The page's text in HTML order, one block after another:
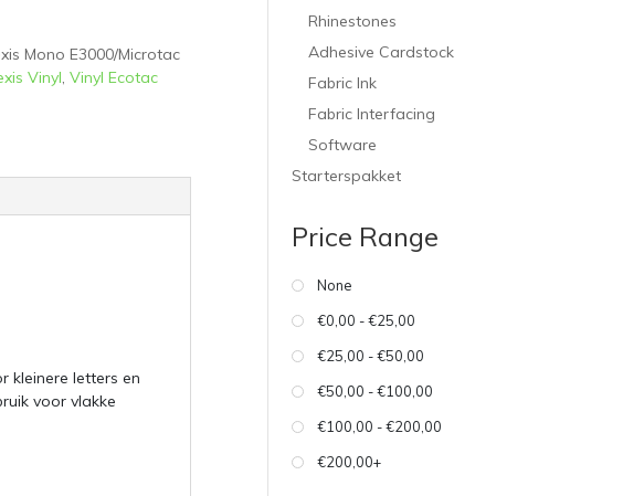
Mono E3000/Microtac
Vinyl, Vinyl Ecotac
kleinere letters en
voor vlakke
Rhinestones
Adhesive Cardstock
Fabric Ink
Fabric Interfacing
Software
Starterspakket
Price Range
None
€0,00 - €25,00
€25,00 - €50,00
€50,00 - €100,00
€100,00 - €200,00
€200,00+